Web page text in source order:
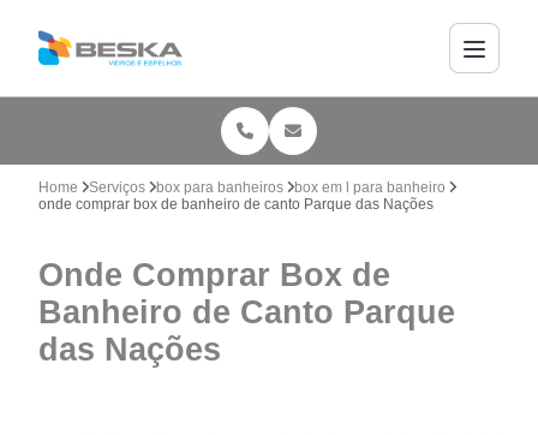
Home Serviços box para banheiros
box em l para banheiro
onde comprar box de banheiro de canto Parque das Nações
Onde Comprar Box de
Banheiro de Canto Parque
das Nações